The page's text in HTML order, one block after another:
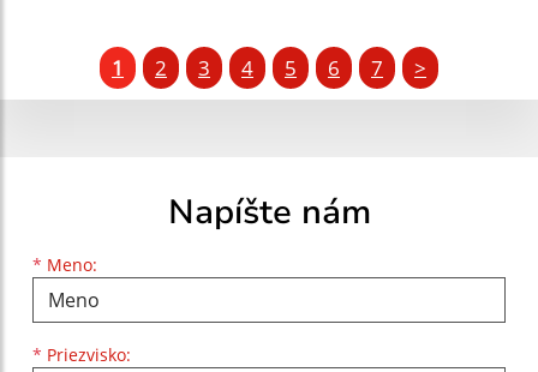
1 2 3 4 5 6 7 >
Napíšte nám
* Meno:
Meno
* Priezvisko:
Priezvisko
E-mailová adresa